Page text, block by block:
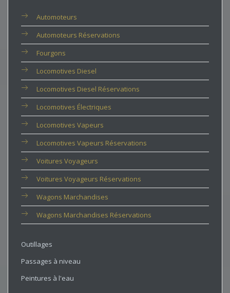
Automoteurs
Automoteurs Réservations
Fourgons
Locomotives Diesel
Locomotives Diesel Réservations
Locomotives Électriques
Locomotives Vapeurs
Locomotives Vapeurs Réservations
Voitures Voyageurs
Voitures Voyageurs Réservations
Wagons Marchandises
Wagons Marchandises Réservations
Outillages
Passages à niveau
Peintures à l'eau